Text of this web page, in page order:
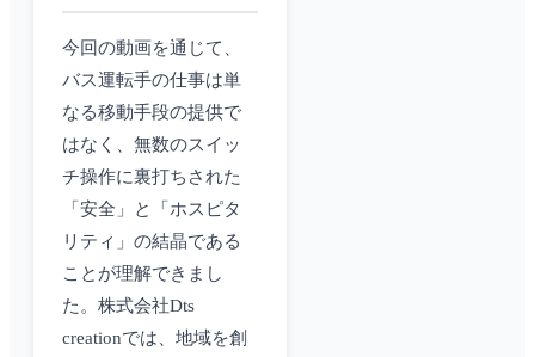
今回の動画を通じて、
バス運転手の仕事は単
なる移動手段の提供で
はなく、無数のスイッ
チ操作に裏打ちされた
「安全」と「ホスピタ
リティ」の結晶である
ことが理解できまし
た。株式会社Dts
creationでは、地域を創